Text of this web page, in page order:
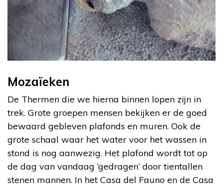
Mozaïeken
De Thermen die we hierna binnen lopen zijn in
trek. Grote groepen mensen bekijken er de goed
bewaard gebleven plafonds en muren. Ook de
grote schaal waar het water voor het wassen in
stond is nog aanwezig. Het plafond wordt tot op
de dag van vandaag ‘gedragen’ door tientallen
stenen mannen. In het Casa del Fauno en de Casa